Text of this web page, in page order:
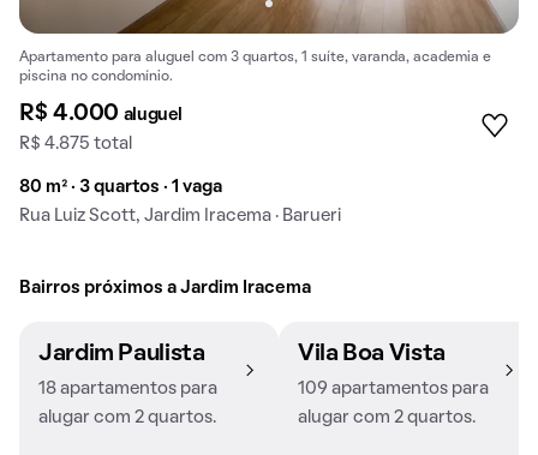
Apartamento para aluguel com 3 quartos, 1 suíte, varanda, academia e
piscina no condomínio.
R$ 4.000 aluguel
R$ 4.875 total
80 m² · 3 quartos · 1 vaga
Rua Luiz Scott, Jardim Iracema · Barueri
Bairros próximos a Jardim Iracema
Jardim Paulista
18 apartamentos para
alugar com 2 quartos.
Vila Boa Vista
109 apartamentos para
alugar com 2 quartos.